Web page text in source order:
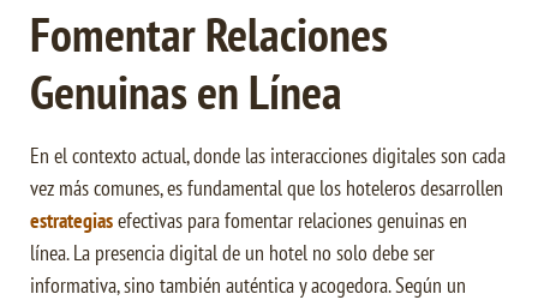
Fomentar Relaciones
Genuinas en Línea
En el contexto actual, donde las interacciones digitales son cada
vez más comunes, es fundamental que los hoteleros desarrollen
estrategiasefectivas para fomentar relaciones genuinas en
línea. La presencia digital de un hotel no solo debe ser
informativa, sino también auténtica y acogedora. Según un